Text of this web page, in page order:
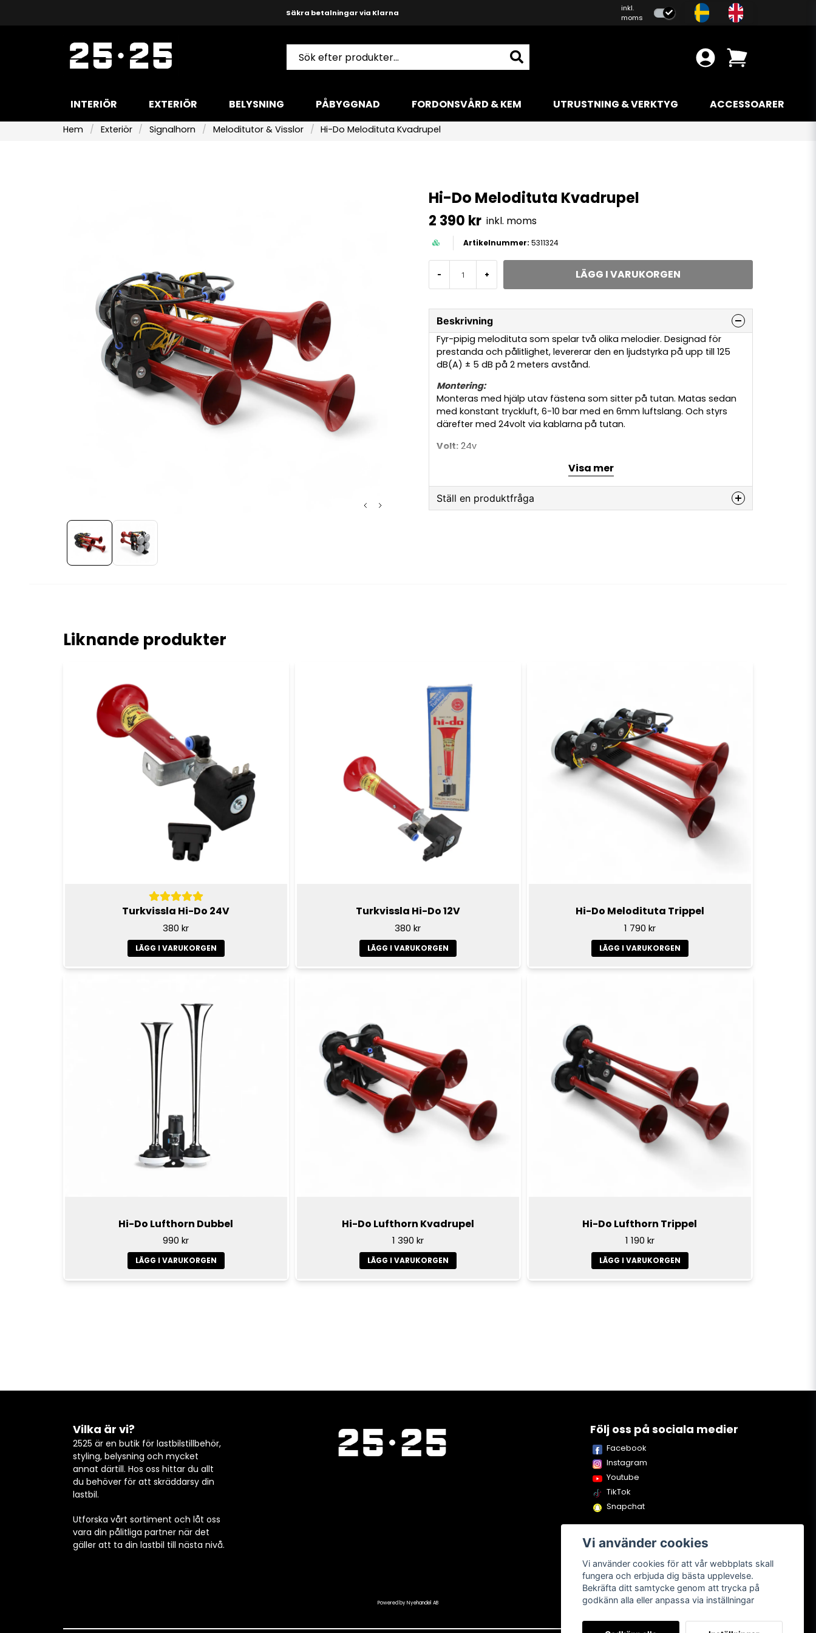
Snabba leveranser med DHL
inkl.
moms
INTERIÖR EXTERIÖR BELYSNING PÅBYGGNAD FORDONSVÅRD & KEM UTRUSTNING & VERKTYG ACCESSOARER
Hem Exteriör Signalhorn Meloditutor & Visslor Hi-Do Melodituta Kvadrupel
Hi-Do Melodituta Kvadrupel
2 390 kr inkl. moms
5311324
- + LÄGG I VARUKORGEN
Beskrivning
Fyr-pipig melodituta som spelar två olika melodier. Designad för
prestanda och pålitlighet, levererar den en ljudstyrka på upp till 125
dB(A) ± 5 dB på 2 meters avstånd.
Montering:
Monteras med hjälp utav fästena som sitter på tutan. Matas sedan
med konstant tryckluft, 6-10 bar med en 6mm luftslang. Och styrs
därefter med 24volt via kablarna på tutan.
Volt: 24v
125db (A)±5 db
Frekvens:349-392-440-532Hz
Visa mer
Ställ en produktfråga
Skicka fråga
Liknande produkter
Turkvissla Hi-Do 24V
380 kr
LÄGG I VARUKORGEN
Turkvissla Hi-Do 12V
380 kr
LÄGG I VARUKORGEN
Hi-Do Melodituta Trippel
1 790 kr
LÄGG I VARUKORGEN
Hi-Do Lufthorn Dubbel
990 kr
LÄGG I VARUKORGEN
Hi-Do Lufthorn Kvadrupel
1 390 kr
LÄGG I VARUKORGEN
Hi-Do Lufthorn Trippel
1 190 kr
LÄGG I VARUKORGEN
Vilka är vi?
2525 är en butik för lastbilstillbehör,
styling, belysning och mycket
annat därtill. Hos oss hittar du allt
du behöver för att skräddarsy din
lastbil.
Utforska vårt sortiment och låt oss
vara din pålitliga partner när det
gäller att ta din lastbil till nästa nivå.
Följ oss på sociala medier
Facebook
Instagram
Youtube
TikTok
Snapchat
Powered by Nyehandel AB
Vi använder cookies
Vi använder cookies för att vår webbplats skall
fungera och erbjuda dig bästa upplevelse.
Bekräfta ditt samtycke genom att trycka på
godkänn alla eller anpassa via inställningar